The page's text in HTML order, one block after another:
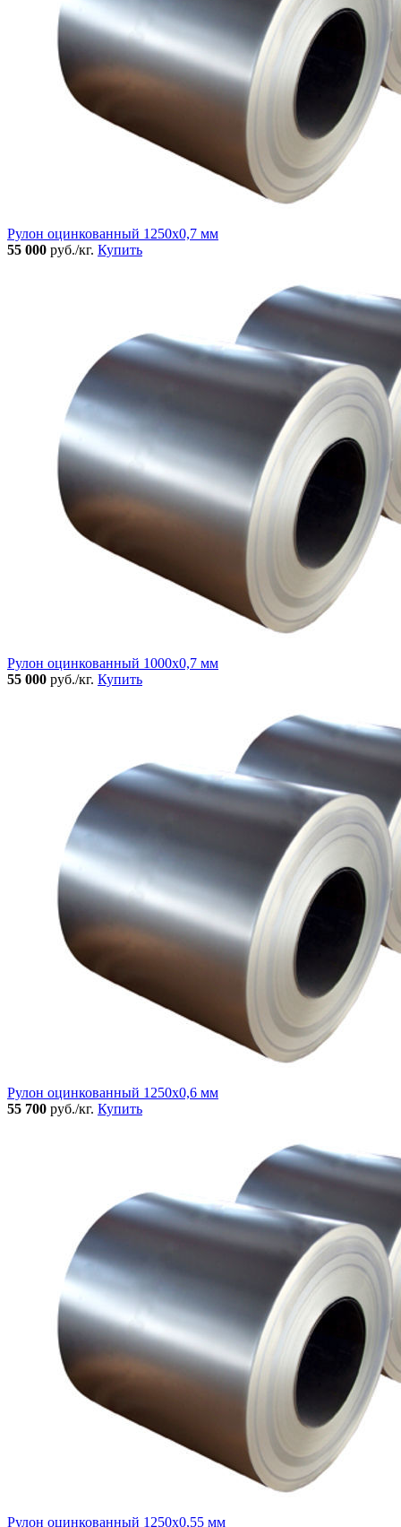
Рулон оцинкованный 1250х0,7 мм
55 000 руб./кг. Купить
Рулон оцинкованный 1000х0,7 мм
55 000 руб./кг. Купить
Рулон оцинкованный 1250х0,6 мм
55 700 руб./кг. Купить
Рулон оцинкованный 1250х0,55 мм